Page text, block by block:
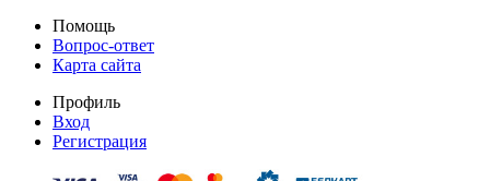
Помощь
Вопрос-ответ
Карта сайта
Профиль
Вход
Регистрация